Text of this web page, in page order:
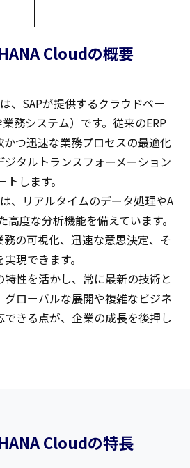
Cloudの概要​
、SAPが提供するクラウドベー
務システム）です。従来のERP
かつ迅速な業務プロセスの最適化
タルトランスフォーメーション
トします。
、リアルタイムのデータ処理やA
度な分析機能を備えています。
の可視化、迅速な意思決定、そ
現できます。
性を活かし、常に最新の技術と
ローバルな展開や複雑なビジネ
きる点が、企業の成長を後押し
Cloudの特長​